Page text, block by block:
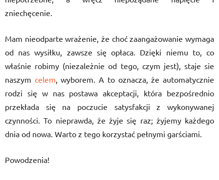
zniechęcenie.
Mam nieodparte wrażenie, że choć zaangażowanie wymaga
od nas wysiłku, zawsze się opłaca. Dzięki niemu to, co
właśnie robimy (niezależnie od tego, czym jest), staje sie
naszym celem, wyborem. A to oznacza, że automatycznie
rodzi się w nas postawa akceptacji, która bezpośrednio
przekłada się na poczucie satysfakcji z wykonywanej
czynności. To nieprawda, że żyje się raz; żyjemy każdego
dnia od nowa. Warto z tego korzystać pełnymi garściami.
Powodzenia!